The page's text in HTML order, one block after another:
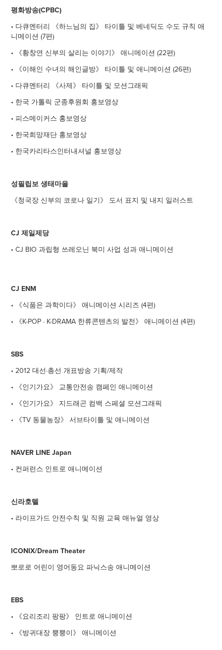
평화방송(CPBC)
• 다큐멘터리 《하느님의 집》 타이틀 및 베네딕도 수도 규칙 애
니메이션 (7편)
• 《황창연 신부의 살리는 이야기》 애니메이션 (22편)
• 《이해인 수녀의 해인글방》 타이틀 및 애니메이션 (26편)
• 다큐멘터리 《사제》 타이틀 및 모션그래픽
• 한국 가톨릭 군종후원회 홍보영상
• 피스메이커스 홍보영상
• 한국희망재단 홍보영상
• 한국카리타스인터내셔널 홍보영상
성필립보 생태마을
《청국장 신부의 코로나 일기》 도서 표지 및 내지 일러스트
CJ 제일제당
• CJ BIO 과립형 쓰레오닌 북미 사업 성과 애니메이션
CJ ENM
• 《식품은 과학이다》 애니메이션 시리즈 (4편)
• 《K-POP · K-DRAMA 한류콘텐츠의 발전》 애니메이션 (4편)
SBS
• 2012 대선·총선 개표방송 기획/제작
• 《인기가요》 교통안전송 캠페인 애니메이션
• 《인기가요》 지드래곤 컴백 스페셜 모션그래픽
• 《TV 동물농장》 서브타이틀 및 애니메이션
NAVER LINE Japan
• 컨퍼런스 인트로 애니메이션
신라호텔
• 라이프가드 안전수칙 및 직원 교육 매뉴얼 영상
ICONIX/Dream Theater
뽀로로 어린이 영어동요 파닉스송 애니메이션
EBS
• 《요리조리 팡팡》 인트로 애니메이션
• 《방귀대장 뿡뿡이》 애니메이션